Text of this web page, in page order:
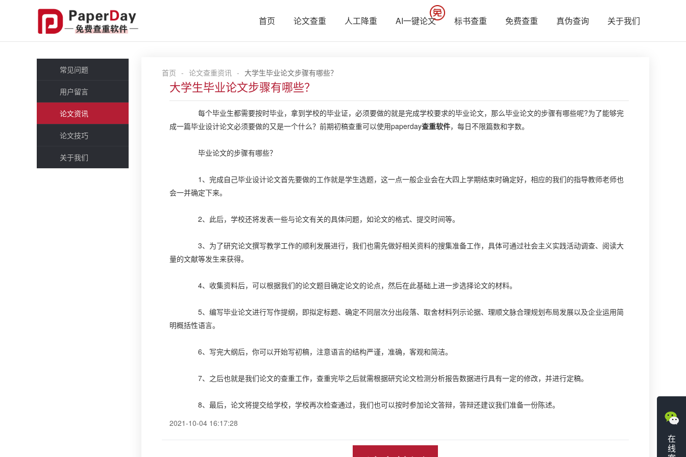
首页 论文查重 人工降重 AI一键论文 标书查重 免费查重 真伪查询 关于我们
常见问题
用户留言
论文资讯
论文技巧
关于我们
首页 - 论文查重资讯 - 大学生毕业论文步骤有哪些？
大学生毕业论文步骤有哪些？
每个毕业生都需要按时毕业，拿到学校的毕业证，必须要做的就是完成学校要求的毕业论文，那么毕业论文的步骤有哪些呢?为了能够完
成一篇毕业设计论文必须要做的又是一个什么？前期初稿查重可以使用paperday查重软件，每日不限篇数和字数。
毕业论文的步骤有哪些？
1、完成自己毕业设计论文首先要做的工作就是学生选题，这一点一般企业会在大四上学期结束时确定好，相应的我们的指导教师老师也
会一并确定下来。
2、此后，学校还将发表一些与论文有关的具体问题，如论文的格式、提交时间等。
3、为了研究论文撰写教学工作的顺利发展进行，我们也需先做好相关资料的搜集准备工作，具体可通过社会主义实践活动调查、阅读大
量的文献等发生来获得。
4、收集资料后，可以根据我们的论文题目确定论文的论点，然后在此基础上进一步选择论文的材料。
5、编写毕业论文进行写作提纲，即拟定标题、确定不同层次分出段落、取舍材料列示论据、理顺文脉合理规划布局发展以及企业运用简
明概括性语言。
6、写完大纲后，你可以开始写初稿，注意语言的结构严谨，准确，客观和简洁。
7、之后也就是我们论文的查重工作，查重完毕之后就需根据研究论文检测分析报告数据进行具有一定的修改，并进行定稿。
8、最后，论文将提交给学校，学校再次检查通过，我们也可以按时参加论文答辩，答辩还建议我们准备一份陈述。
2021-10-04 16:17:28
在
线